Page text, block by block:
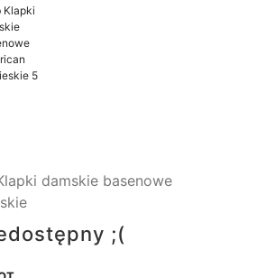
damskie basenowe
;(